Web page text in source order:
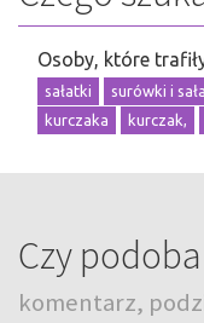
Osoby, które
sałatki
surówki i
kurczaka
kurczak,
Czy
komentarz,